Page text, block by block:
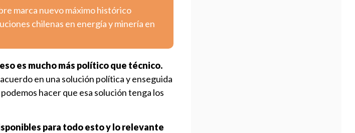
marca nuevo máximo histórico
chilenas en energía y minería en
es mucho más político que técnico.
en una solución política y enseguida
hacer que esa solución tenga los
para todo esto y lo relevante